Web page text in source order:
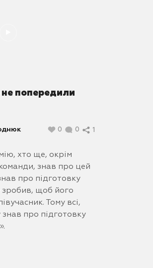
не попередили
0 0 1
хто ще, окрім
знав про цей
про підготовку
зробив, щоб його
Тому всі,
про підготовку